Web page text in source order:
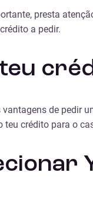
presta
a pedir.
de pedir
teu crédito para o